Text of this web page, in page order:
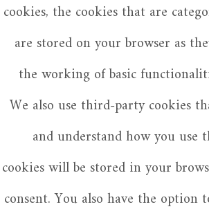
cookies, the cookies that are
are stored on your browser as
the working of basic
We also use third-party cookies
and understand how you use
cookies will be stored in your
consent. You also have the option